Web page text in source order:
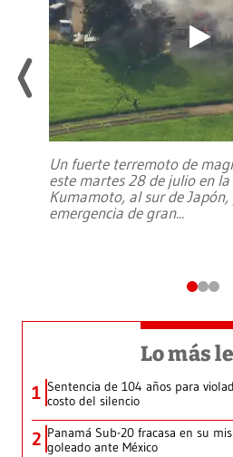
Un fuerte terremoto de
este martes 28 de julio en
Kumamoto, al sur de
emergencia de gran...
Lo más
1 Sentencia de 104 años para
costo del silencio
2 Panamá Sub-20 fracasa en su
goleado ante México